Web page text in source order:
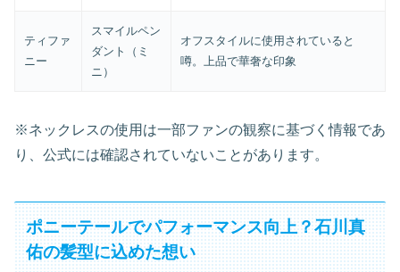
ティファ
ニー
スマイルペン
ダント（ミ
ニ）
オフスタイルに使用されていると
噂。上品で華奢な印象
※ネックレスの使用は一部ファンの観察に基づく情報であ
り、公式には確認されていないことがあります。
ポニーテールでパフォーマンス向上？石川真
佑の髪型に込めた想い